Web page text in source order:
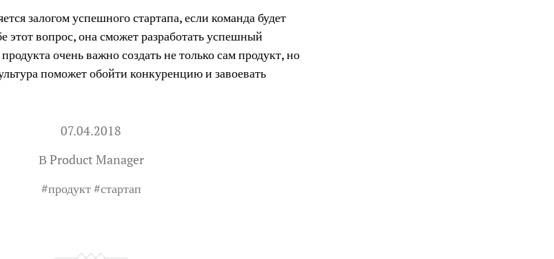
залогом успешного стартапа, если команда будет
этот вопрос, она сможет разработать успешный
очень важно создать не только сам продукт, но
поможет обойти конкуренцию и завоевать
07.04.2018
В Product Manager
#продукт#стартап